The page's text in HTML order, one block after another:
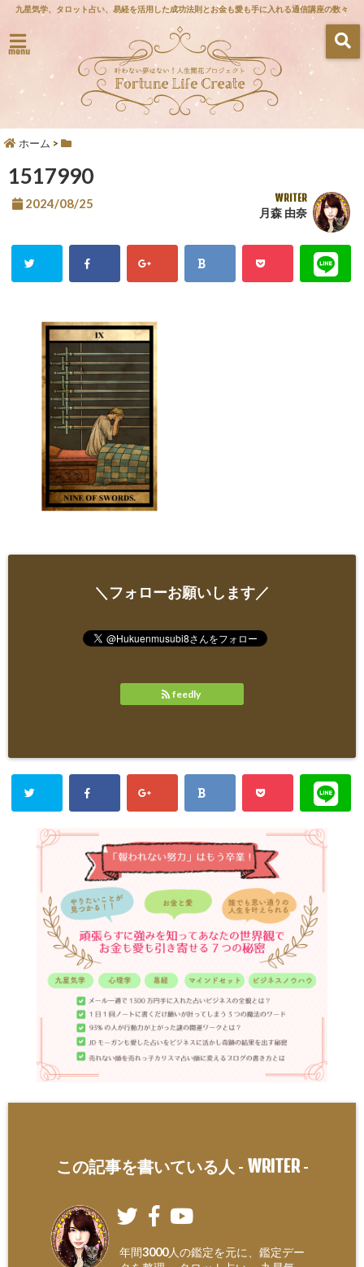
九星気学、タロット占い、易経を活用した成功法則とお金も愛も手に入れる通信講座の数々
menu
ホーム >
1517990
2024/08/25 WRITER
月森 由奈
＼フォローお願いします／
feedly
この記事を書いている人 - WRITER-
年間3000人の鑑定を元に、鑑定デー